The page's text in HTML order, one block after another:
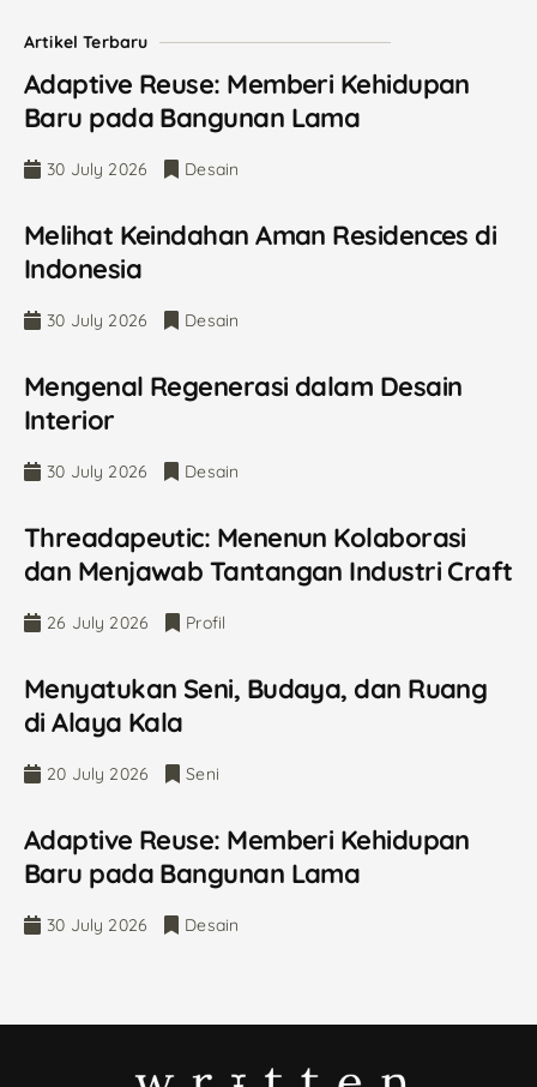
Artikel Terbaru
Adaptive Reuse: Memberi Kehidupan
Baru pada Bangunan Lama
30 July 2026 Desain
Melihat Keindahan Aman Residences di
Indonesia
30 July 2026 Desain
Mengenal Regenerasi dalam Desain
Interior
30 July 2026 Desain
Threadapeutic: Menenun Kolaborasi
dan Menjawab Tantangan Industri Craft
26 July 2026 Profil
Menyatukan Seni, Budaya, dan Ruang
di Alaya Kala
20 July 2026 Seni
Adaptive Reuse: Memberi Kehidupan
Baru pada Bangunan Lama
30 July 2026 Desain